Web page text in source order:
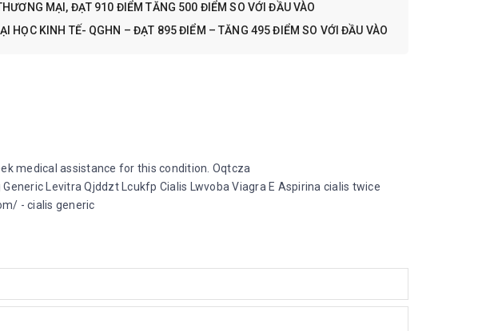
MẠI, ĐẠT 910 ĐIỂM TĂNG 500 ĐIỂM SO VỚI ĐẦU VÀO
HỌC KINH TẾ- QGHN – ĐẠT 895 ĐIỂM – TĂNG 495 ĐIỂM SO VỚI ĐẦU VÀO
medical assistance for this condition. Oqtcza
Levitra Qjddzt Lcukfp Cialis Lwvoba Viagra E Aspirina cialis twice
- cialis generic